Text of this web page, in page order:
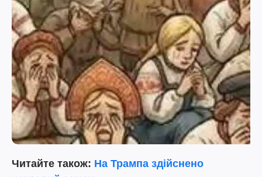
Читайте також: На Трампа здійснено